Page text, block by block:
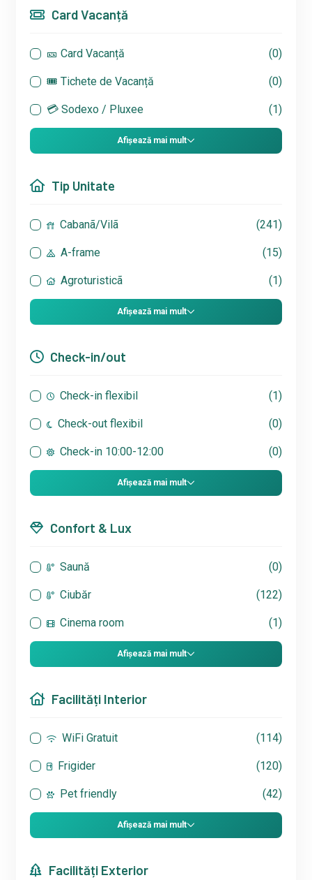
Card Vacanță
🎫 Card Vacanță (0)
🎟 Tichete de Vacanță (0)
💳 Sodexo / Pluxee (1)
Afișează mai mult
Tip Unitate
Cabanã/Vilã (241)
A-frame (15)
Agroturisticã (1)
Afișează mai mult
Check-in/out
Check-in flexibil (1)
Check-out flexibil (0)
Check-in 10:00-12:00 (0)
Afișează mai mult
Confort & Lux
Saună (0)
Ciubăr (122)
Cinema room (1)
Afișează mai mult
Facilități Interior
WiFi Gratuit (114)
Frigider (120)
Pet friendly (42)
Afișează mai mult
Facilități Exterior